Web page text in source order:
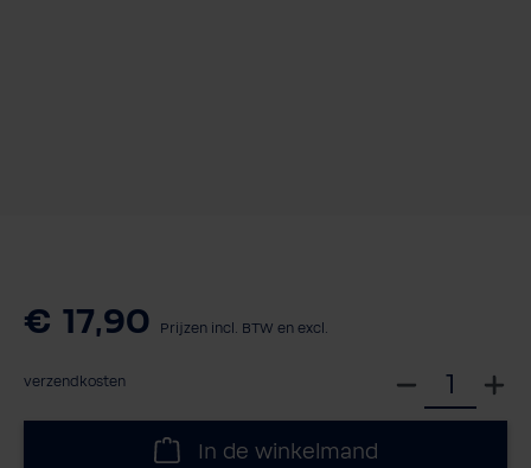
€ 17,90 Prijzen incl. BTW en excl.
verzendkosten
In de winkelmand